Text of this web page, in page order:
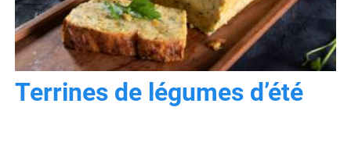
Terrines de légumes d’été